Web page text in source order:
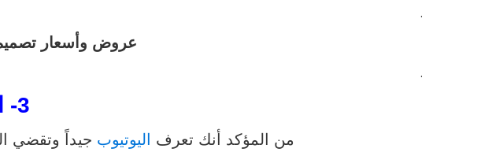
.
عروض وأسعار
.
3- البدء باليوتيوب
من المؤكد أنك تعرف اليوتيوب جيداً وتقضي